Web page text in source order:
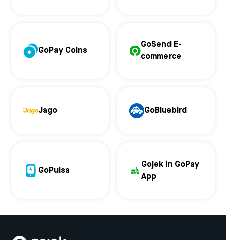
GoPay Coins
GoSend E-
commerce
Jago GoBluebird
GoPulsa
Gojek in GoPay
App